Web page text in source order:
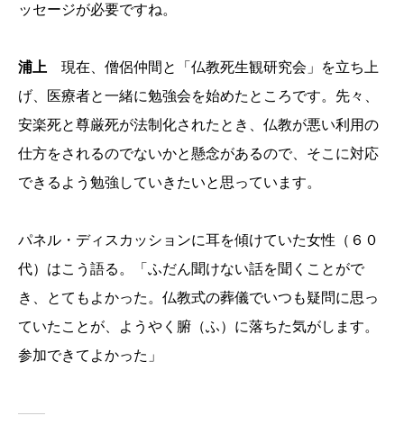
ッセージが必要ですね。
浦上 現在、僧侶仲間と「仏教死生観研究会」を立ち上
げ、医療者と一緒に勉強会を始めたところです。先々、
安楽死と尊厳死が法制化されたとき、仏教が悪い利用の
仕方をされるのでないかと懸念があるので、そこに対応
できるよう勉強していきたいと思っています。
パネル・ディスカッションに耳を傾けていた女性（６０
代）はこう語る。「ふだん聞けない話を聞くことがで
き、とてもよかった。仏教式の葬儀でいつも疑問に思っ
ていたことが、ようやく腑（ふ）に落ちた気がします。
参加できてよかった」